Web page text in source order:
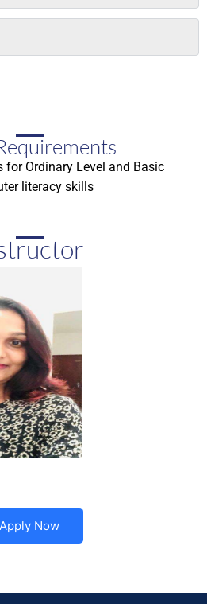
for Ordinary Level and Basic
literacy skills
Apply Now